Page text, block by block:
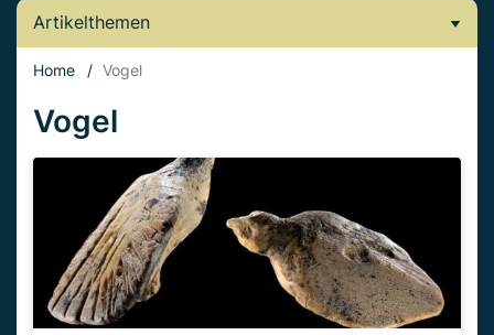
Artikelthemen
Home / Vogel
Vogel